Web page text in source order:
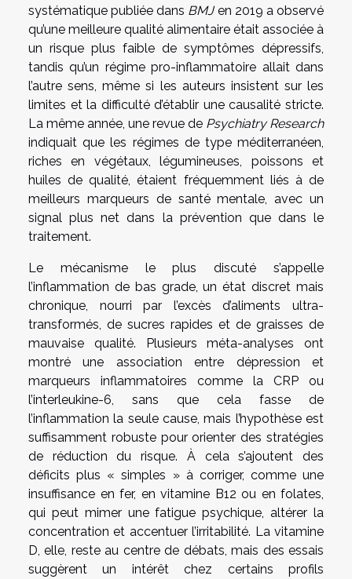
systématique publiée dans BMJen 2019 a observé
qu’une meilleure qualité alimentaire était associée à
un risque plus faible de symptômes dépressifs,
tandis qu’un régime pro-inflammatoire allait dans
l’autre sens, même si les auteurs insistent sur les
limites et la difficulté d’établir une causalité stricte.
La même année, une revue de Psychiatry Research
indiquait que les régimes de type méditerranéen,
riches en végétaux, légumineuses, poissons et
huiles de qualité, étaient fréquemment liés à de
meilleurs marqueurs de santé mentale, avec un
signal plus net dans la prévention que dans le
traitement.
Le mécanisme le plus discuté s’appelle
l’inflammation de bas grade, un état discret mais
chronique, nourri par l’excès d’aliments ultra-
transformés, de sucres rapides et de graisses de
mauvaise qualité. Plusieurs méta-analyses ont
montré une association entre dépression et
marqueurs inflammatoires comme la CRP ou
l’interleukine-6, sans que cela fasse de
l’inflammation la seule cause, mais l’hypothèse est
suffisamment robuste pour orienter des stratégies
de réduction du risque. À cela s’ajoutent des
déficits plus « simples » à corriger, comme une
insuffisance en fer, en vitamine B12 ou en folates,
qui peut mimer une fatigue psychique, altérer la
concentration et accentuer l’irritabilité. La vitamine
D, elle, reste au centre de débats, mais des essais
suggèrent un intérêt chez certains profils